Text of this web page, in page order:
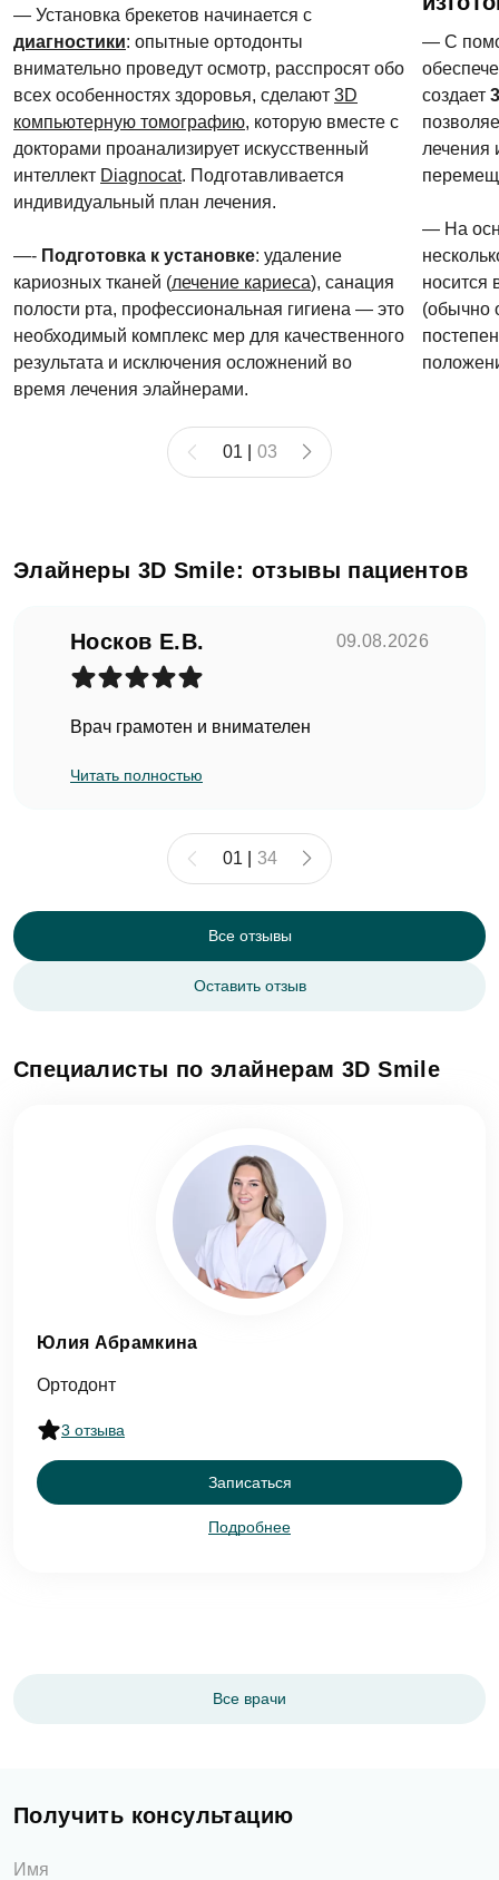
01 03
— Установка брекетов начинается с
диагностики: опытные ортодонты
внимательно проведут осмотр, расспросят обо
всех особенностях здоровья, сделают 3D
компьютерную томографию, которую вместе с
докторами проанализирует искусственный
интеллект Diagnocat. Подготавливается
индивидуальный план лечения.
—- Подготовка к установке: удаление
кариозных тканей (лечение кариеса), санация
полости рта, профессиональная гигиена — это
необходимый комплекс мер для качественного
результата и исключения осложнений во
время лечения элайнерами.
— С
создает
лечения
— На
носится
(обычно
Элайнеры 3D Smile: отзывы пациентов
01 34
Носков Е.В. 09.08.2026
Врач грамотен и внимателен
Читать полностью
Все отзывы
Оставить отзыв
Специалисты по элайнерам 3D Smile
Юлия Абрамкина
Ортодонт
3 отзыва
Записаться
Подробнее
Все врачи
Получить консультацию
Имя